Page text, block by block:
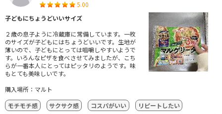
5.00
子どもにちょうどいいサイズ
２歳の息子ように冷蔵庫に常備しています。一枚
のサイズが子どもにはちょうどいいです。生地が
薄いので、子どもにとっては咀嚼しやすいようで
す。いろんなピザを食べさせてみましたが、こち
らが一番本人にとってはピッタリのようです。味
もとても美味しいです。
購入場所：マルト
モチモチ感
サクサク感 コスパがいい リピートしたい